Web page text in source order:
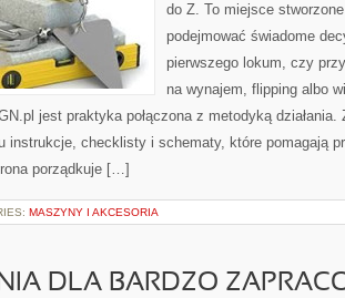
do Z. To miejsce
podejmować świadome
pierwszego lokum, czy
na wynajem, flipping albo
jest praktyka połączona z metodyką działania.
instrukcje, checklisty i schematy, które pomagają
porządkuje […]
MASZYNY I AKCESORIA
DLA BARDZO